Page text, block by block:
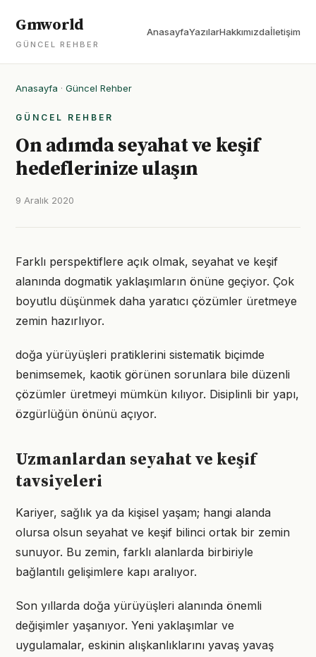
Gmworld
GÜNCEL REHBER
AnasayfaYazılarHakkımızdaİletişim
Anasayfa · Güncel Rehber
GÜNCEL REHBER
On adımda seyahat ve keşif
hedeflerinize ulaşın
9 Aralık 2020
Farklı perspektiflere açık olmak, seyahat ve keşif
alanında dogmatik yaklaşımların önüne geçiyor. Çok
boyutlu düşünmek daha yaratıcı çözümler üretmeye
zemin hazırlıyor.
doğa yürüyüşleri pratiklerini sistematik biçimde
benimsemek, kaotik görünen sorunlara bile düzenli
çözümler üretmeyi mümkün kılıyor. Disiplinli bir yapı,
özgürlüğün önünü açıyor.
Uzmanlardan seyahat ve keşif
tavsiyeleri
Kariyer, sağlık ya da kişisel yaşam; hangi alanda
olursa olsun seyahat ve keşif bilinci ortak bir zemin
sunuyor. Bu zemin, farklı alanlarda birbiriyle
bağlantılı gelişimlere kapı aralıyor.
Son yıllarda doğa yürüyüşleri alanında önemli
değişimler yaşanıyor. Yeni yaklaşımlar ve
uygulamalar, eskinin alışkanlıklarını yavaş yavaş